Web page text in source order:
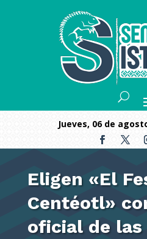
jueves, 06 de
Eligen «El
Centéotl»
oficial de las